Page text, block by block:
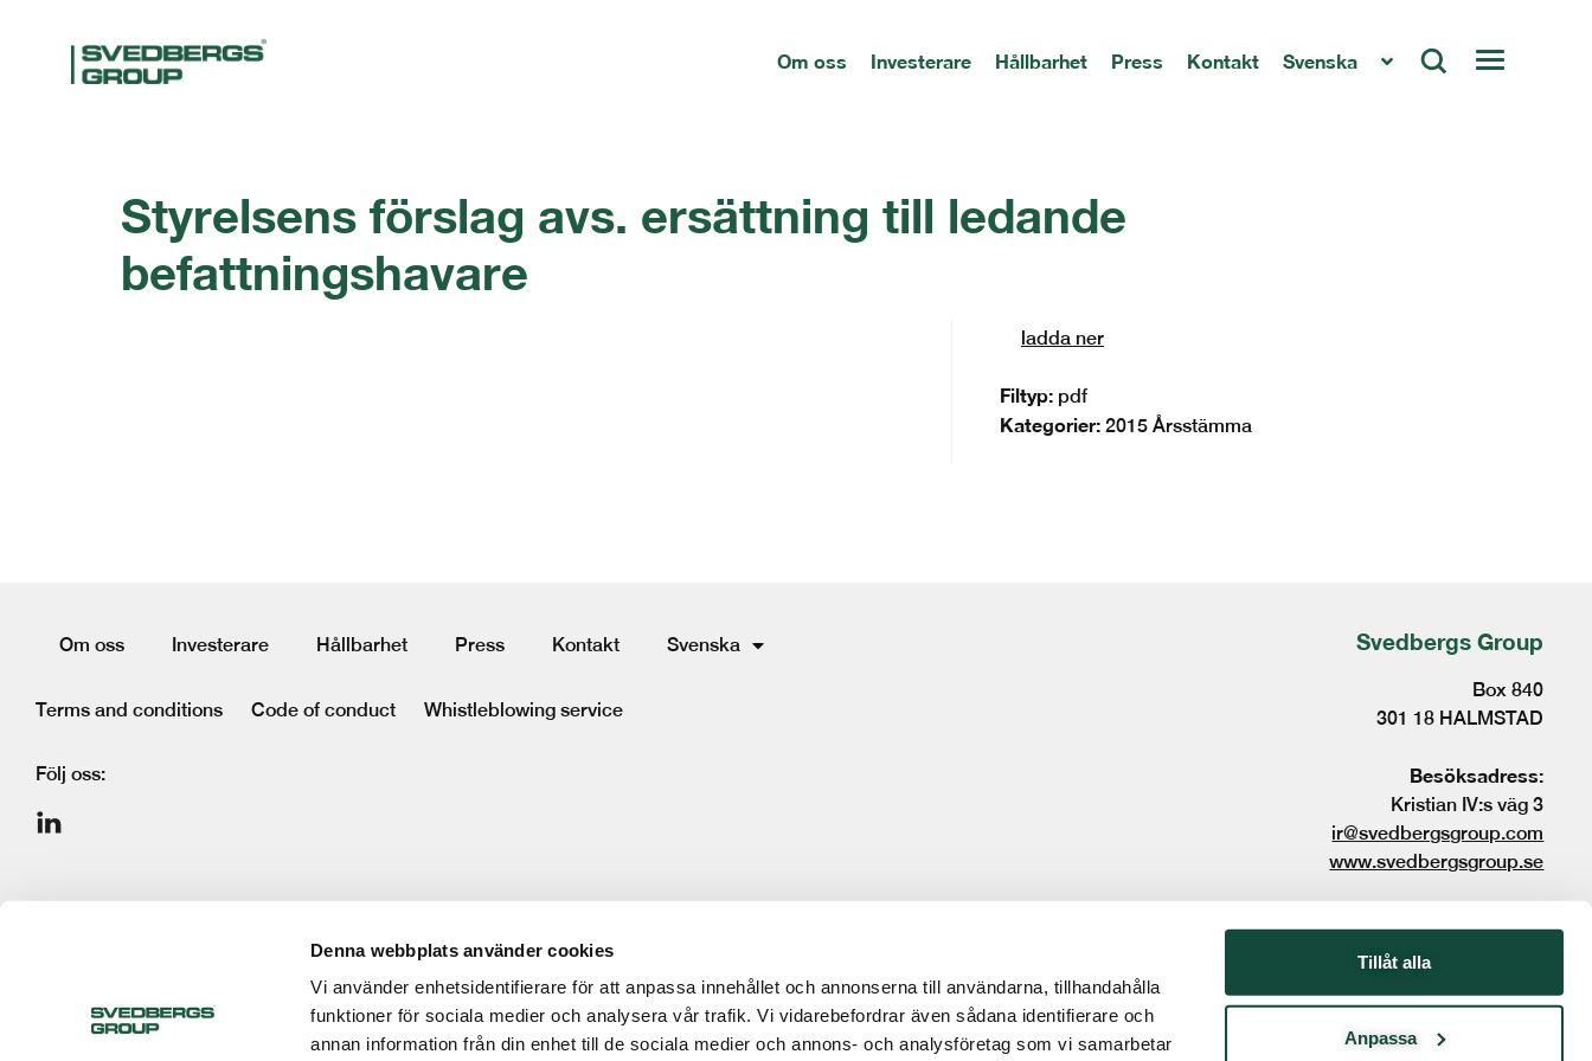
Denna webbplats använder cookies
Vi använder enhetsidentifierare för att anpassa innehållet och annonserna till användarna, tillhandahålla
funktioner för sociala medier och analysera vår trafik. Vi vidarebefordrar även sådana identifierare och
annan information från din enhet till de sociala medier och annons- och analysföretag som vi samarbetar
Tillåt alla
Anpassa
Om oss Investerare Hållbarhet Press Kontakt Svenska
Styrelsens förslag avs. ersättning till ledande
befattningshavare
ladda ner
Filtyp: pdf
Kategorier: 2015 Årsstämma
Om oss Investerare Hållbarhet Press Kontakt Svenska
Terms and conditions Code of conduct Whistleblowing service
Följ oss:
Svedbergs Group
Box 840
301 18 HALMSTAD
Besöksadress:
Kristian IV:s väg 3
ir@svedbergsgroup.com
www.svedbergsgroup.se
© 2023 Svedbergs Group. All rights reserved.